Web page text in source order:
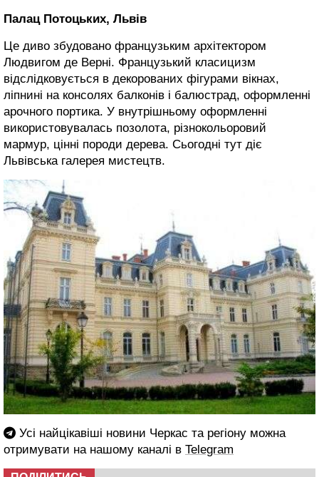
Палац Потоцьких, Львів
Це диво збудовано французьким архітектором
Людвигом де Верні. Французький класицизм
відслідковується в декорованих фігурами вікнах,
ліпнині на консолях балконів і балюстрад, оформленні
арочного портика. У внутрішньому оформленні
використовувалась позолота, різнокольоровий
мармур, цінні породи дерева. Сьогодні тут діє
Львівська галерея мистецтв.
Усі найцікавіші новини Черкас та регіону можна
отримувати на нашому каналі в Telegram